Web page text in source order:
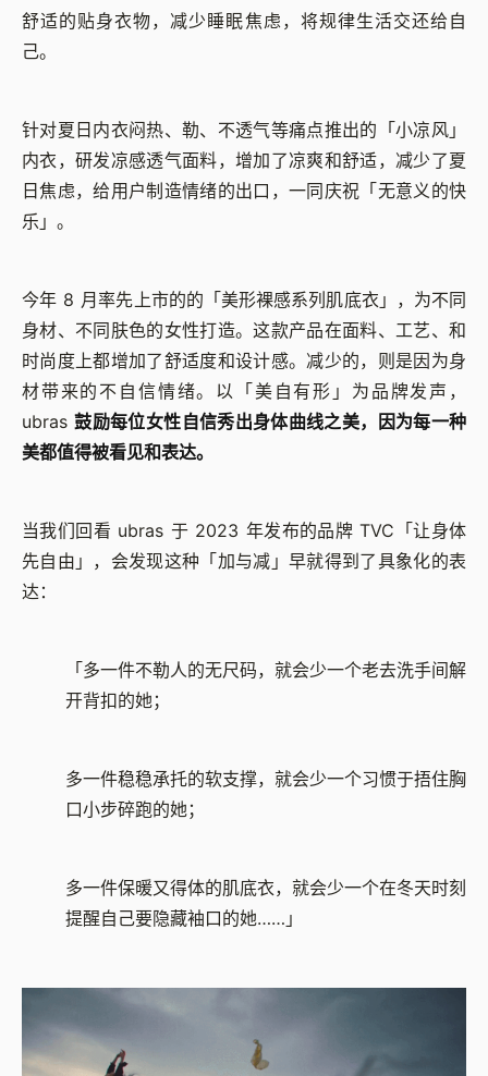
舒适的贴身衣物，减少睡眠焦虑，将规律生活交还给自
己。
针对夏日内衣闷热、勒、不透气等痛点推出的「小凉风」
内衣，研发凉感透气面料，增加了凉爽和舒适，减少了夏
日焦虑，给用户制造情绪的出口，一同庆祝「无意义的快
乐」。
今年 8 月率先上市的的「美形裸感系列肌底衣」，为不同
身材、不同肤色的女性打造。这款产品在面料、工艺、和
时尚度上都增加了舒适度和设计感。减少的，则是因为身
材带来的不自信情绪。以「美自有形」为品牌发声，
ubras鼓励每位女性自信秀出身体曲线之美，因为每一种
美都值得被看见和表达。
当我们回看 ubras 于 2023 年发布的品牌 TVC「让身体
先自由」，会发现这种「加与减」早就得到了具象化的表
达：
「多一件不勒人的无尺码，就会少一个老去洗手间解
开背扣的她；
多一件稳稳承托的软支撑，就会少一个习惯于捂住胸
口小步碎跑的她；
多一件保暖又得体的肌底衣，就会少一个在冬天时刻
提醒自己要隐藏袖口的她……」